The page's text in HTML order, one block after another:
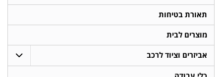
תאורת בטיחות
מוצרים לבית
אביזרים וציוד לרכב